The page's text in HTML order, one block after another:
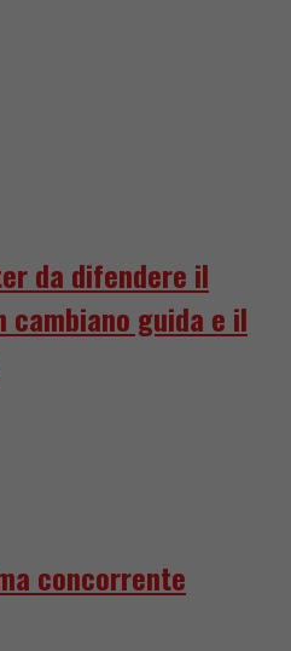
da difendere il
guida e il
concorrente